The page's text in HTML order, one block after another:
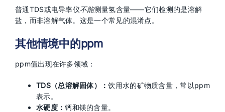
普通TDS或电导率仪不能测量氢含量——它们检测的是溶解
盐，而非溶解气体。这是一个常见的混淆点。
其他情境中的ppm
ppm值出现在许多领域：
TDS（总溶解固体）：饮用水的矿物质含量，常以ppm
表示。
水硬度：钙和镁的含量。